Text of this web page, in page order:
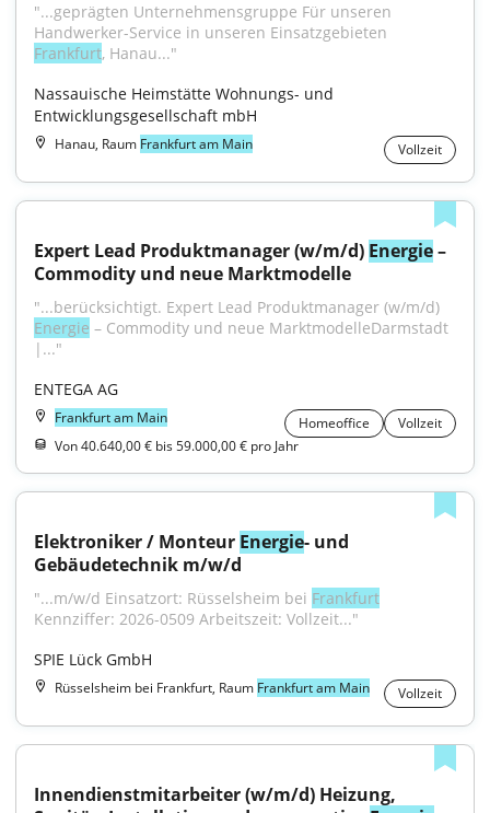
"...geprägten Unternehmensgruppe Für unseren
Frankfurt, Hanau..."
Nassauische Heimstätte Wohnungs- und
Entwicklungsgesellschaft mbH
Hanau, Raum Frankfurt am Main Vollzeit
Expert Lead Produktmanager (w/m/d) Energie –
Commodity und neue Marktmodelle
Energie – Commodity und neue MarktmodelleDarmstadt
|..."
ENTEGA AG
Frankfurt am Main Homeoffice
Vollzeit
Von 40.640,00 € bis 59.000,00 € pro Jahr
Elektroniker / Monteur Energie- und
Gebäudetechnik m/w/d
"...m/w/d Einsatzort: Rüsselsheim bei Frankfurt
Kennziffer: 2026-0509 Arbeitszeit: Vollzeit..."
SPIE Lück GmbH
Rüsselsheim bei Frankfurt, Raum Frankfurt am Main Vollzeit
Innendienstmitarbeiter (w/m/d) Heizung,